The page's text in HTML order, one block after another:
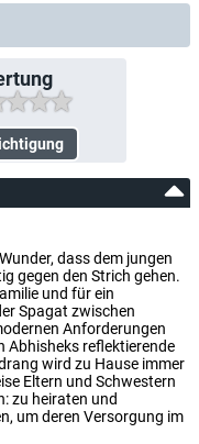
dass dem jungen
gegen den Strich gehen.
und für ein
Spagat zwischen
Anforderungen
Abhisheks reflektierende
wird zu Hause immer
Eltern und Schwestern
zu heiraten und
um deren Versorgung im